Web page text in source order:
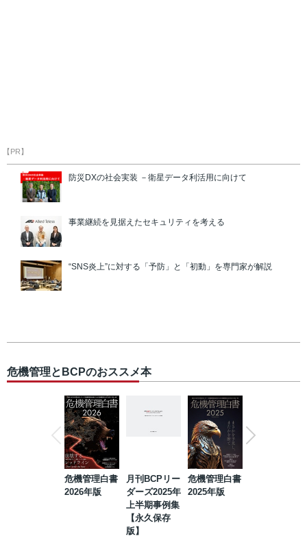
【PR】
防災DXの社会実装 －衛星データ利活用に向けて
事業継続を見据えたセキュリティを考える
“SNS炎上”に対する「予防」と「初動」を専門家が解説
危機管理とBCPのおススメ本
危機管理白書
2026年版
月刊BCPリー
ダーズ2025年
上半期事例集
【永久保存
版】
危機管理白書
2025年版